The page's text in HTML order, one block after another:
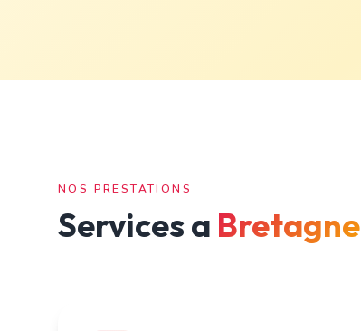
NOS PRESTATIONS
Services a Bretagne